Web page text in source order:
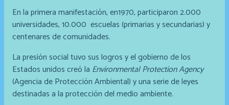
En la primera manifestación, en1970, participaron 2.000
universidades, 10.000 escuelas (primarias y secundarias) y
centenares de comunidades.
La presión social tuvo sus logros y el gobierno de los
Estados unidos creó la Environmental Protection Agency
(Agencia de Protección Ambiental) y una serie de leyes
destinadas a la protección del medio ambiente.